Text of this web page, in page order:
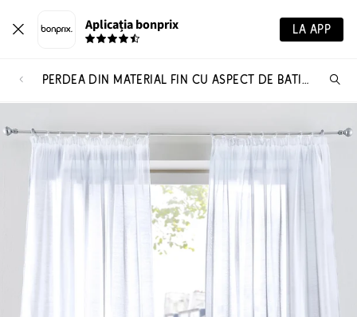
Aplicația bonprix LA APP
PERDEA DIN MATERIAL FIN CU ASPECT DE BATIST (1 BUC.)